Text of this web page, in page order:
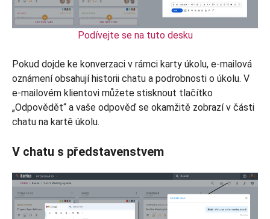
Podívejte se na tuto desku
Pokud dojde ke konverzaci v rámci karty úkolu, e-mailová
oznámení obsahují historii chatu a podrobnosti o úkolu. V
e-mailovém klientovi můžete stisknout tlačítko
„Odpovědět“ a vaše odpověď se okamžitě zobrazí v části
chatu na kartě úkolu.
V chatu s představenstvem